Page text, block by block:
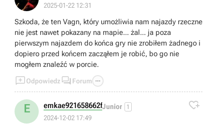
2025-01-22 12:31
Szkoda, że ten Vagn, który umożliwia nam najazdy rzeczne
nie jest nawet pokazany na mapie... żal... ja poza
pierwszym najazdem do końca gry nie zrobiłem żadnego i
dopiero przed końcem zacząłem je robić, bo go nie
mogłem znaleźć w porcie.
Odpowiedz  Forum 
E emkae921658662fJunior 1
2024-12-02 17:49
